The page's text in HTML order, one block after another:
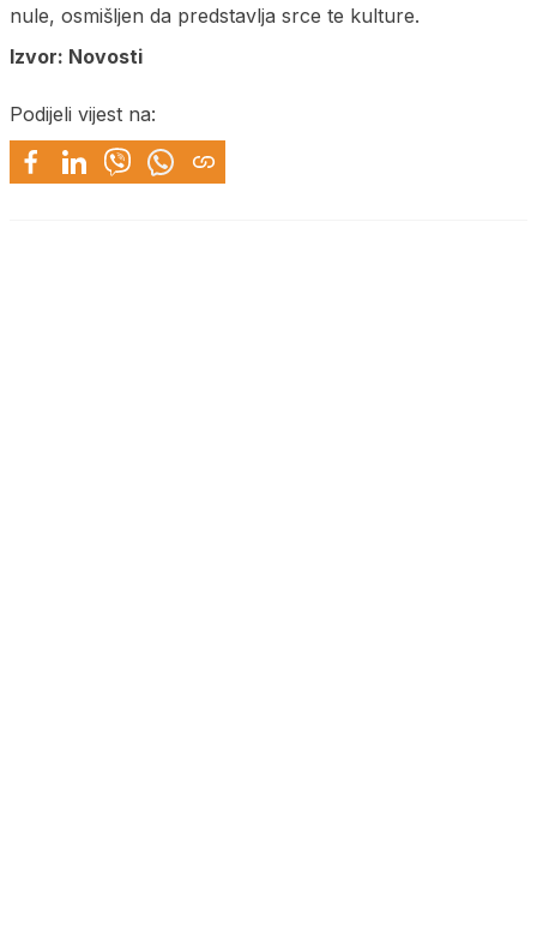
nule, osmišljen da predstavlja srce te kulture.
Izvor: Novosti
Podijeli vijest na: